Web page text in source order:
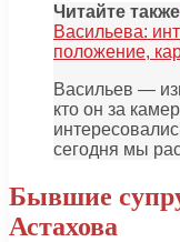
Читайте
Васильева:
положение,
Васильев —
кто он за
сегодня мы
Бывшие
Астахова